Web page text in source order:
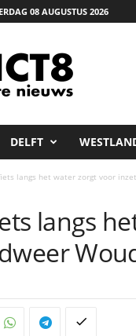
08 AUGUSTUS 2026
DELFT
langs het water zorgt voor
langs